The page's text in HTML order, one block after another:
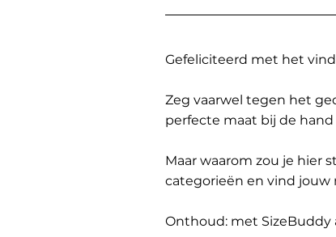
Gefeliciteerd met het
Zeg vaarwel tegen het
perfecte maat bij de
Maar waarom zou je hier
categorieën en vind jouw
Onthoud: met SizeBuddy